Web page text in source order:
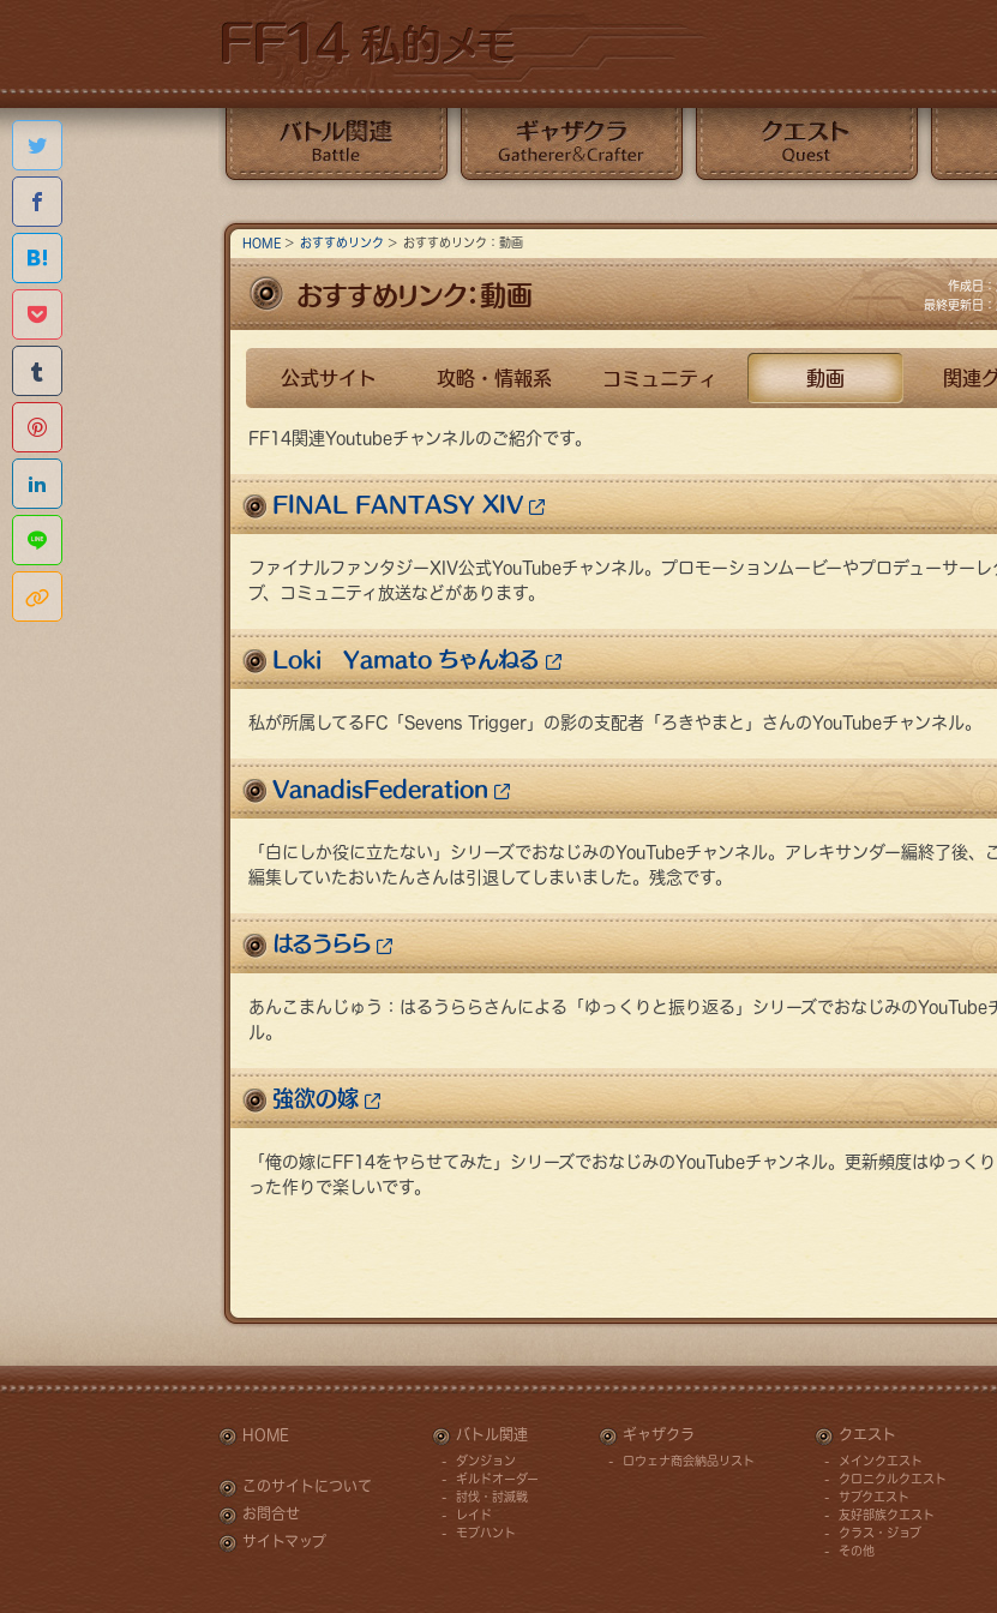
バトル関連 ギャザクラ クエスト その他
HOME おすすめリンク おすすめリンク：動画
おすすめリンク：動画
作成日
最終更新日
公式サイト 攻略・情報系 コミュニティ 動画 関連
FF14関連Youtubeチャンネルのご紹介です。
FINAL FANTASY XIV
ファイナルファンタジーXIV公式YouTubeチャンネル。プロモーションムービーやプロデューサーレ
ブ、コミュニティ放送などがあります。
Loki Yamato ちゃんねる
私が所属してるFC「Sevens Trigger」の影の支配者「ろきやまと」さんのYouTubeチャンネル。
VanadisFederation
「白にしか役に立たない」シリーズでおなじみのYouTubeチャンネル。アレキサンダー編終了後、
編集していたおいたんさんは引退してしまいました。残念です。
はるうらら
あんこまんじゅう：はるうららさんによる「ゆっくりと振り返る」シリーズでおなじみのYouTube
ル。
強欲の嫁
「俺の嫁にFF14をヤらせてみた」シリーズでおなじみのYouTubeチャンネル。更新頻度はゆっく
った作りで楽しいです。
Twitterで共有する
はてなブックマークに追加する
Pocketに保存する
Pinterestに追加する
Linkedinでシェアする
このページのタイトルとURLをコピー
HOME
このサイトについて
お問合せ
サイトマップ
バトル関連
ダンジョン
ギルドオーダー
討伐・討滅戦
レイド
モブハント
ギャザクラ
ロウェナ商会納品リスト
クエスト
メインクエスト
クロニクルクエスト
サブクエスト
友好部族クエスト
クラス・ジョブ
その他